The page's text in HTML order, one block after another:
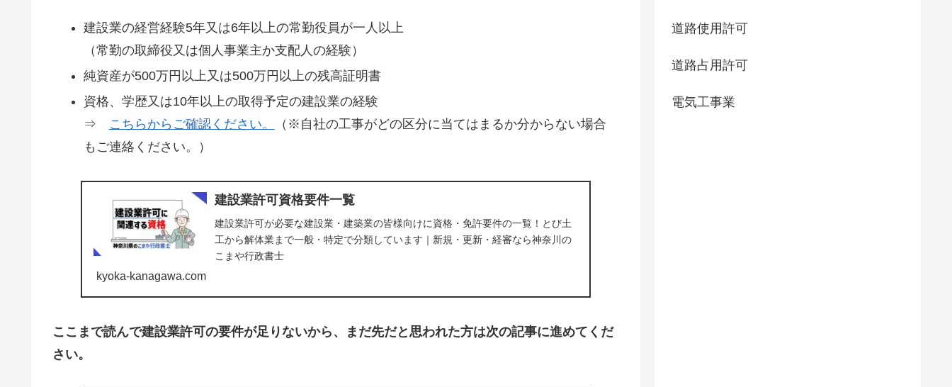
建設業の経営経験5年又は6年以上の常勤役員が一人以上
（常勤の取締役又は個人事業主か支配人の経験）
純資産が500万円以上又は500万円以上の残高証明書
資格、学歴又は10年以上の取得予定の建設業の経験
⇒
こちらからご確認ください。
（※自社の工事がどの区分に当てはまるか分からない場合
もご連絡ください。）
建設業許可資格要件一覧
建設業許可が必要な建設業・建築業の皆様向けに資格・免許要件の一覧！とび土
工から解体業まで一般・特定で分類しています｜新規・更新・経審なら神奈川の
こまや行政書士
kyoka-kanagawa.com
ここまで読んで建設業許可の要件が足りないから 、
まだ先だと思われた方は次の記事に進めてくだ
さい。
道路使用許可
道路占用許可
電気工事業